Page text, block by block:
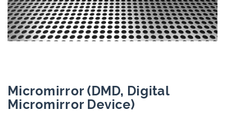
Micromirror (DMD, Digital
Micromirror Device)